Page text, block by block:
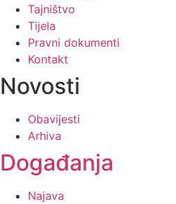
Tajništvo
Tijela
Pravni dokumenti
Kontakt
Novosti
Obavijesti
Arhiva
Događanja
Najava